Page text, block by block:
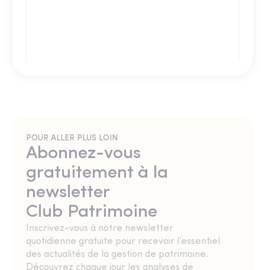
POUR ALLER PLUS LOIN
Abonnez-vous
gratuitement à la
newsletter
Club Patrimoine
Inscrivez-vous à notre newsletter
quotidienne gratuite pour recevoir l’essentiel
des actualités de la gestion de patrimoine.
Découvrez chaque jour les analyses de